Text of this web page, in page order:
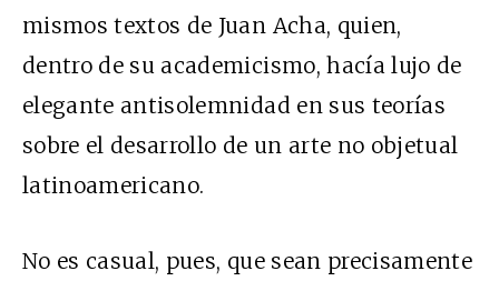
mismos textos de Juan Acha, quien,
dentro de su academicismo, hacía lujo de
elegante antisolemnidad en sus teorías
sobre el desarrollo de un arte no objetual
latinoamericano.
No es casual, pues, que sean precisamente